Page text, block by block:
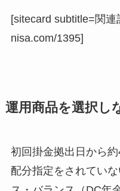
[sitecard subtitle=関
nisa.com/1395]
運用商品を選択し
初回掛金拠出日から
配分指定をされてい